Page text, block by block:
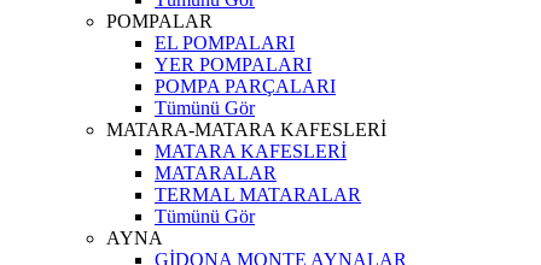
POMPALAR
EL POMPALARI
YER POMPALARI
POMPA PARÇALARI
Tümünü Gör
MATARA-MATARA KAFESLERİ
MATARA KAFESLERİ
MATARALAR
TERMAL MATARALAR
Tümünü Gör
AYNA
GİDONA MONTE AYNALAR